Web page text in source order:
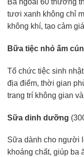
Ba ngoài 60 thường
tươi xanh không chỉ
không khí, tạo cảm
Bữa tiệc nhỏ ấm
Tổ chức tiệc sinh
địa điểm, thời gian
trang trí không gian
Sữa dinh dưỡng
Sữa dành cho người
khoáng chất, giúp ba